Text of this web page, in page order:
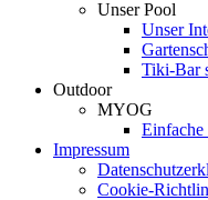
Unser Pool
Unser
Tiki-Bar
Outdoor
MYOG
Einfache
Impressum
Cookie-